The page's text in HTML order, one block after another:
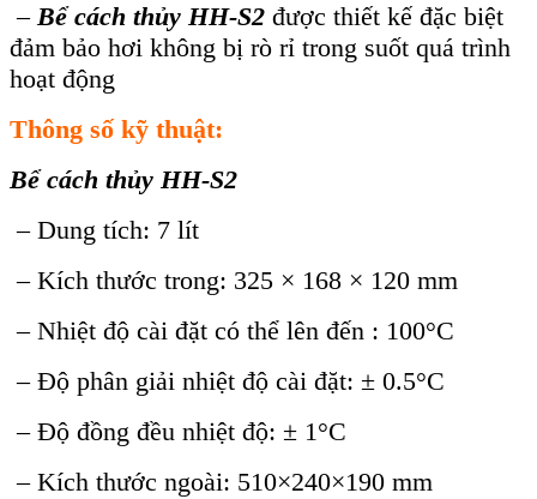
–Bể cách thủy HH-S2 được thiết kế đặc biệt
đảm bảo hơi không bị rò rỉ trong suốt quá trình
hoạt động
Thông số kỹ thuật:
Bể cách thủy HH-S2
– Dung tích: 7 lít
– Kích thước trong: 325 × 168 × 120 mm
– Nhiệt độ cài đặt có thể lên đến : 100°C
– Độ phân giải nhiệt độ cài đặt: ± 0.5°C
– Độ đồng đều nhiệt độ: ± 1°C
– Kích thước ngoài: 510×240×190 mm